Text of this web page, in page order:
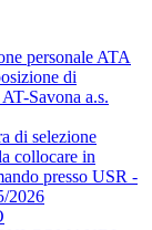
personale ATA
di
Savona a.s.
di selezione
collocare in
presso USR -
2026